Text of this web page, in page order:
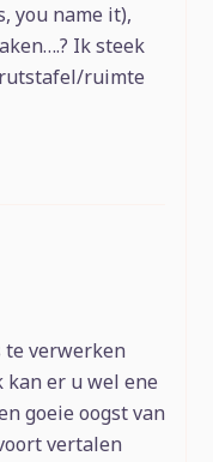
you name it),
Ik steek
ruimte
te verwerken
er u wel ene
goeie oogst van
vertalen